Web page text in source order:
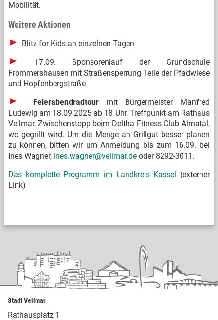
Mobilität.
Weitere Aktionen
Blitz for Kids an einzelnen Tagen
17.09. Sponsorenlauf der Grundschule
Frommershausen mit Straßensperrung Teile der Pfadwiese
und Hopfenbergstraße
Feierabendradtour mit Bürgermeister Manfred
Ludewig am 18.09.2025 ab 18 Uhr, Treffpunkt am Rathaus
Vellmar, Zwischenstopp beim Deltha Fitness Club Ahnatal,
wo gegrillt wird. Um die Menge an Grillgut besser planen
zu können, bitten wir um Anmeldung bis zum 16.09. bei
Ines Wagner, ines.wagner@vellmar.deoder 8292-3011.
Das komplette Programm im Landkreis Kassel (externer
Link)
Stadt Vellmar
Rathausplatz 1